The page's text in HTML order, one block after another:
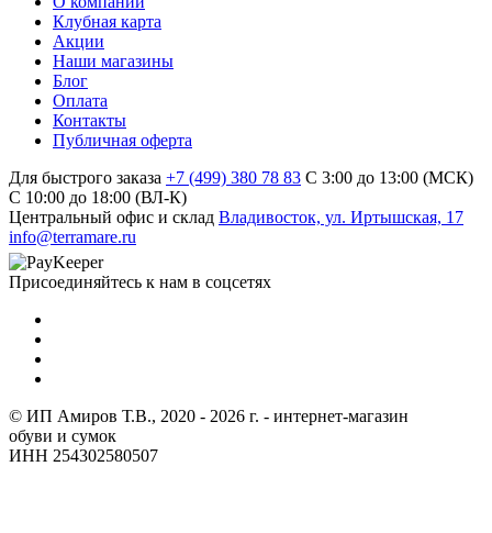
Клубная карта
Акции
Наши магазины
Блог
Оплата
Контакты
Публичная оферта
Для быстрого заказа +7 (499) 380 78 83 С 3:00 до 13:00 (МСК)
C 10:00 до 18:00 (ВЛ-К)
Центральный офис и склад Владивосток, ул. Иртышская, 17
info@terramare.ru
Присоединяйтесь к нам в соцсетях
© ИП Амиров Т.В., 2020 - 2026 г. - интернет-магазин
обуви и сумок
ИНН 254302580507